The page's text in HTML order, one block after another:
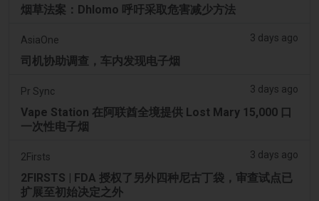
烟草法案：Dhlomo 呼吁采取危害减少方法
AsiaOne 3 days ago
司机协助调查，车内发现电子烟
Pr Sync 3 days ago
Vape Station 在阿联酋全境提供 Lost Mary 15,000 口
一次性电子烟
2Firsts 3 days ago
2FIRSTS | FDA 授权了另外四种尼古丁袋，审查试点已
扩展至初始决定之外